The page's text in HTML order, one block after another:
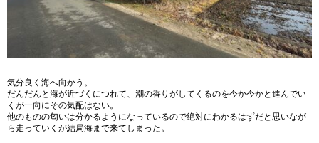
気分良く海へ向かう。
だんだんと海が近づくにつれて、潮の香りがしてくるのを今か今かと進んでい
くが一向にその気配はない。
他のものの匂いは分かるようになっているので絶対にわかるはずだと思いなが
ら走っていくが結局海まで来てしまった。